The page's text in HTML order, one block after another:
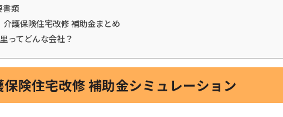
書類
介護保険住宅改修 補助金まとめ
ってどんな会社？
険住宅改修 補助金シミュレーション